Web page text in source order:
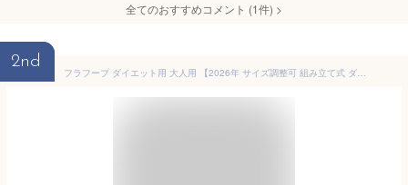
全てのおすすめコメント (1件) >
2nd
フラフープ ダイエット用 大人用 【2026年 サイズ調整可 組み立て式 ダイエット 体操用品 ウエスト くびれ 引き締め 有酸素運動 サイズ調整可 直径約96cm 8本組 子供用